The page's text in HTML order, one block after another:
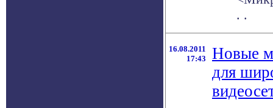
. .
16.08.2011
17:43
Новые
для